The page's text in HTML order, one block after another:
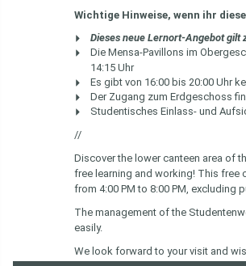
Wichtige Hinweise, wenn ihr
Dieses neue Lernort-Angebot gilt
Die Mensa-Pavillons im
14:15 Uhr
Es gibt von 16:00 bis 20:00 Uhr
Der Zugang zum Erdgeschoss
Studentisches Einlass- und
//
Discover the lower canteen area of
free learning and working! This free
from 4:00 PM to 8:00 PM, excluding
The management of the
easily.
We look forward to your visit and